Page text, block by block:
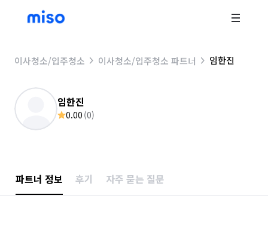
이사청소/입주청소 이사청소/입주청소 파트너 임한진
임한진
0.00 (0)
파트너 정보 후기 자주 묻는 질문